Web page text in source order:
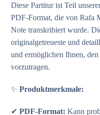
Diese Partitur ist Teil
PDF-Format, die von Rafa
Note transkribiert wurde.
originalgetreueste und
und ermöglichen Ihnen,
vorzutragen.
✨Produktmerkmale:
✔PDF-Format: Kann